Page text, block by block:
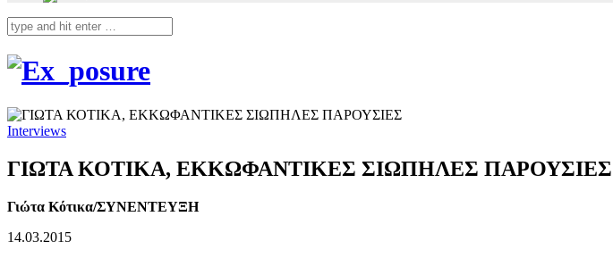
Interviews
ΓΙΩΤΑ ΚΟΤΙΚΑ, ΕΚΚΩΦΑΝΤΙΚΕΣ ΣΙΩΠΗΛΕΣ ΠΑΡΟΥΣΙΕΣ
Γιώτα Κότικα/ΣΥΝΕΝΤΕΥΞΗ
14.03.2015